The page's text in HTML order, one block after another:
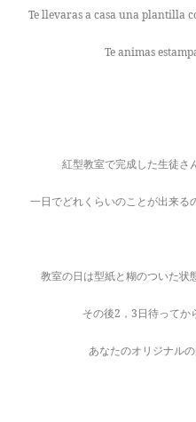
Te llevaras a casa una plantilla
Te animas
紅型教室で完成した生徒さ
一日でどれくらいのことが出来る
教室の日は型紙と糊のついた状
その後2，3日待ってか
あなたのオリジナル